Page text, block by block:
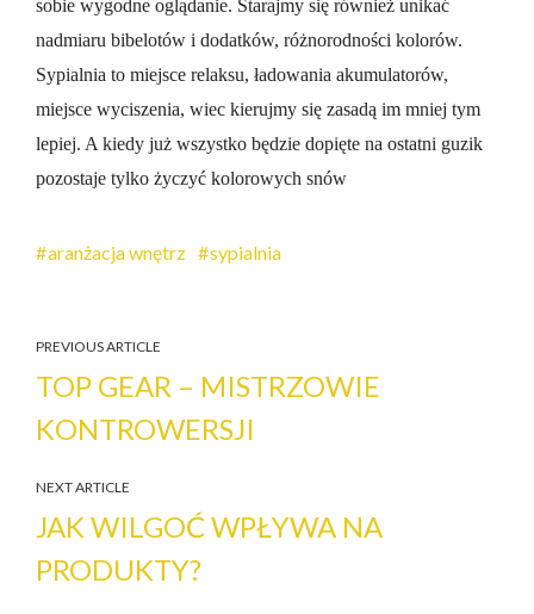
sobie wygodne oglądanie. Starajmy się również unikać
nadmiaru bibelotów i dodatków, różnorodności kolorów.
Sypialnia to miejsce relaksu, ładowania akumulatorów,
miejsce wyciszenia, wiec kierujmy się zasadą im mniej tym
lepiej. A kiedy już wszystko będzie dopięte na ostatni guzik
pozostaje tylko życzyć kolorowych snów
aranżacja wnętrz sypialnia
PREVIOUS ARTICLE
TOP GEAR – MISTRZOWIE
KONTROWERSJI
NEXT ARTICLE
JAK WILGOĆ WPŁYWA NA
PRODUKTY?